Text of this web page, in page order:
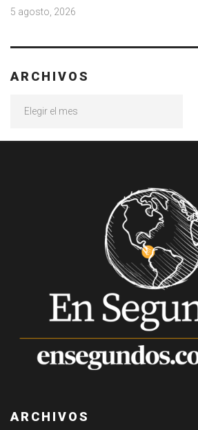
5 agosto, 2026
ARCHIVOS
ARCHIVOS